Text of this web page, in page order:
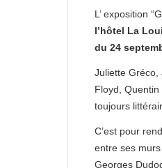
L’ exposition
l’hôtel La
du 24
Juliette Gréco,
Floyd,
toujours
C’est pour
entre ses
Georges